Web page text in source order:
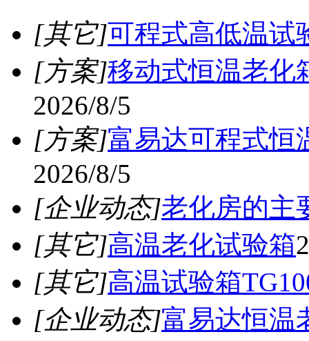
[其它]可程式高低温试
[方案]移动式恒温老化
2026/8/5
[方案]富易达可程式恒
2026/8/5
[企业动态]老化房的主
[其它]高温老化试验箱
[其它]高温试验箱
[企业动态]富易达恒温